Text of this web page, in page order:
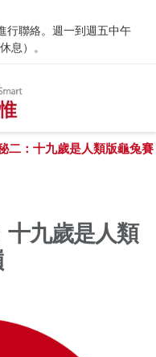
行聯絡。週一到週五中午
息）。
二：十九歲是人類版龜兔賽
十九歲是人類